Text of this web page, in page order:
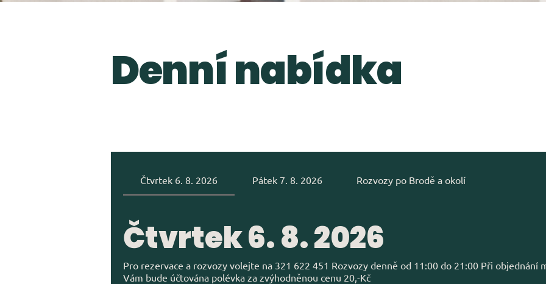
Denní nabídka
Čtvrtek 6. 8. 2026 Pátek 7. 8. 2026 Rozvozy po Brodě a okolí
Čtvrtek 6. 8. 2026
Pro rezervace a rozvozy volejte na 321 622 451 Rozvozy denně od 11:00 do 21:00 Při objednání
Vám bude účtována polévka za zvýhodněnou cenu 20,-Kč